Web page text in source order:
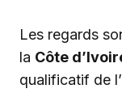
Les regards
la Côte
qualificatif de